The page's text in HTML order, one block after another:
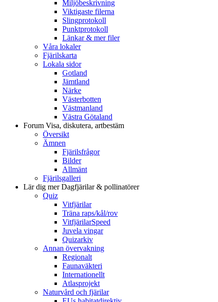
Miljöbeskrivning
Viktigaste filerna
Slingprotokoll
Punktprotokoll
Länkar & mer filer
Våra lokaler
Fjärilskarta
Lokala sidor
Gotland
Jämtland
Närke
Västerbotten
Västmanland
Västra Götaland
Forum Visa, diskutera, artbestäm
Översikt
Ämnen
Fjärilsfrågor
Bilder
Allmänt
Fjärilsgalleri
Lär dig merDagfjärilar & pollinatörer
Quiz
Vitfjärilar
Träna raps/kål/rov
VitfjärilarSpeed
Juvela vingar
Quizarkiv
Annan övervakning
Regionalt
Faunaväkteri
Internationellt
Atlasprojekt
Naturvård och fjärilar